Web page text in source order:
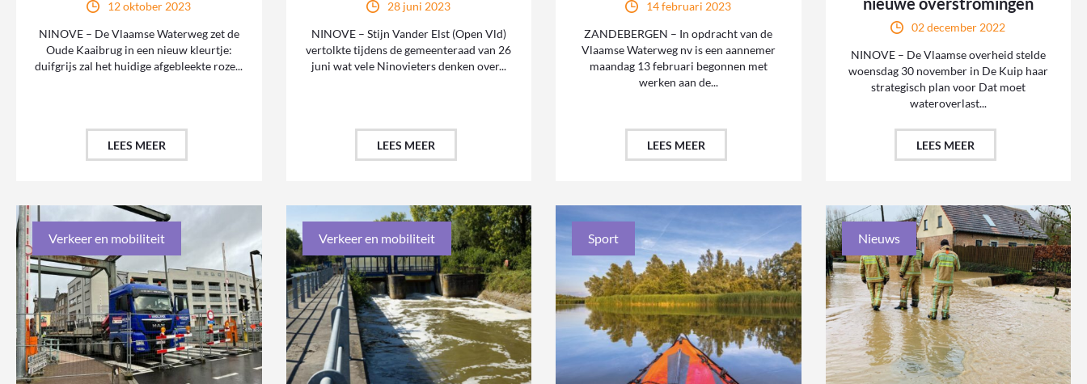
12 oktober 2023
NINOVE – De Vlaamse Waterweg zet de
Oude Kaaibrug in een nieuw kleurtje:
duifgrijs zal het huidige afgebleekte roze...
LEES MEER
28 juni 2023
NINOVE – Stijn Vander Elst (Open Vld)
vertolkte tijdens de gemeenteraad van 26
juni wat vele Ninovieters denken over...
LEES MEER
14 februari 2023
ZANDEBERGEN – In opdracht van de
Vlaamse Waterweg nv is een aannemer
maandag 13 februari begonnen met
werken aan de...
LEES MEER
02 december 2022
NINOVE – De Vlaamse overheid stelde
woensdag 30 november in De Kuip haar
strategisch plan voor Dat moet
wateroverlast...
LEES MEER
Verkeer en mobiliteit Verkeer en mobiliteit Sport Nieuws